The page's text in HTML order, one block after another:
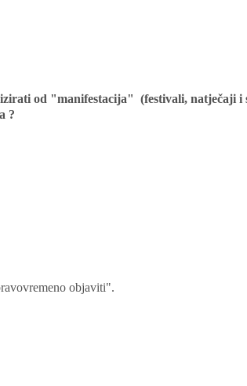
od "manifestacija" (festivali, natječaji i
?
objaviti".